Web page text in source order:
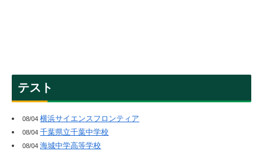
テスト
08/04横浜サイエンスフロンティア
08/04千葉県立千葉中学校
08/04海城中学高等学校